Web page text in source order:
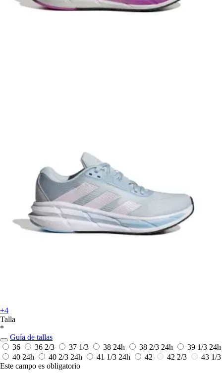
+4
Talla
*
Guía de tallas
36
36 2/3 37 1/3 38 24h 38 2/3 24h 39 1/3 24h
40 24h 40 2/3 24h 41 1/3 24h 42 42 2/3
43 1/3
Este campo es obligatorio